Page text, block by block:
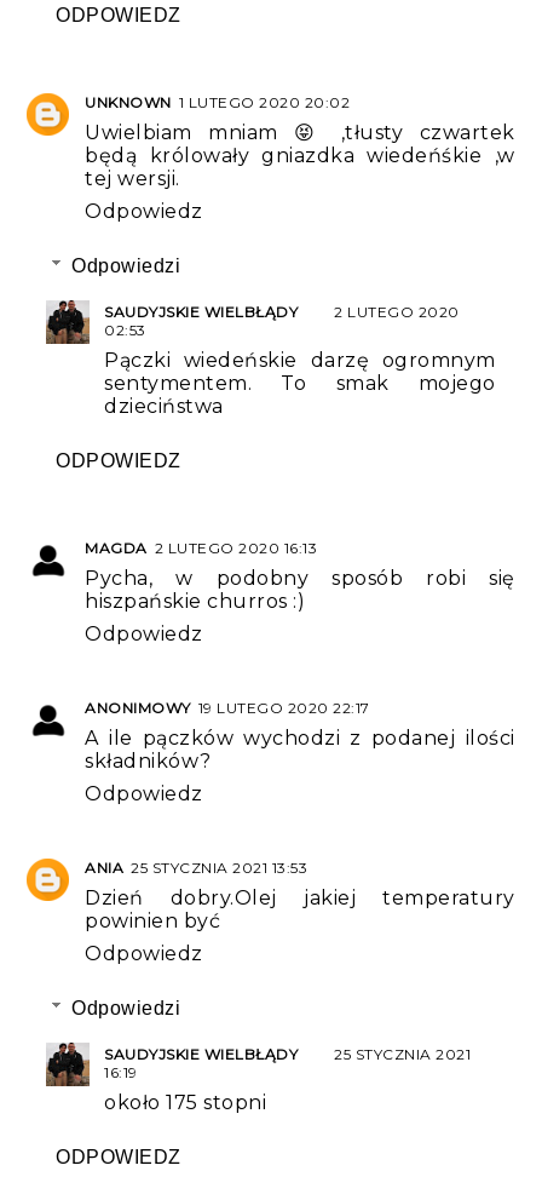
ODPOWIEDZ
UNKNOWN 1 LUTEGO 2020 20:02
Uwielbiam mniam 😝 ,tłusty czwartek
będą królowały gniazdka wiedeńśkie ,w
tej wersji.
Odpowiedz
Odpowiedzi
SAUDYJSKIE WIELBŁĄDY
2 LUTEGO 2020
02:53
Pączki wiedeńskie darzę ogromnym
sentymentem. To smak mojego
dzieciństwa
ODPOWIEDZ
MAGDA 2 LUTEGO 2020 16:13
Pycha, w podobny sposób robi się
hiszpańskie churros :)
Odpowiedz
ANONIMOWY 19 LUTEGO 2020 22:17
A ile pączków wychodzi z podanej ilości
składników?
Odpowiedz
ANIA 25 STYCZNIA 2021 13:53
Dzień dobry.Olej jakiej temperatury
powinien być
Odpowiedz
Odpowiedzi
SAUDYJSKIE WIELBŁĄDY
25 STYCZNIA 2021
16:19
około 175 stopni
ODPOWIEDZ